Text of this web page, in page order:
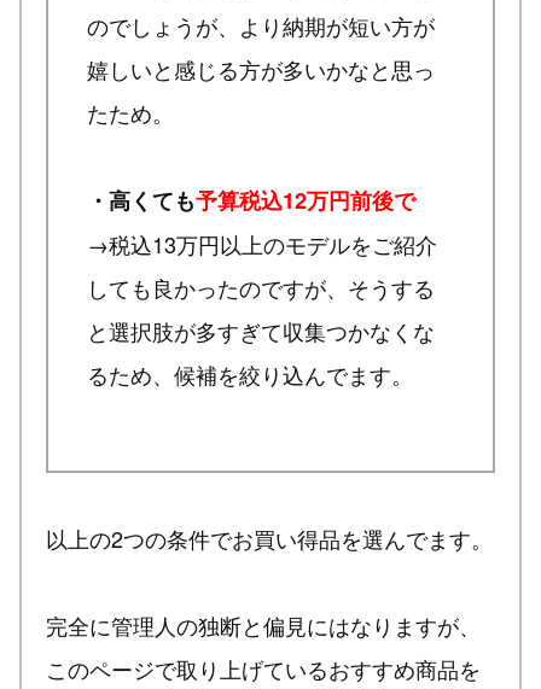
のでしょうが、より納期が短い方が
嬉しいと感じる方が多いかなと思っ
たため。
・高くても予算税込12万円前後で
→税込13万円以上のモデルをご紹介
しても良かったのですが、そうする
と選択肢が多すぎて収集つかなくな
るため、候補を絞り込んでます。
以上の2つの条件でお買い得品を選んでます。
完全に管理人の独断と偏見にはなりますが、
このページで取り上げているおすすめ商品を